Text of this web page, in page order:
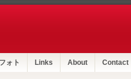
ォト Links About Contact